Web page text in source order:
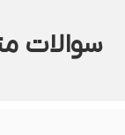
سوالات